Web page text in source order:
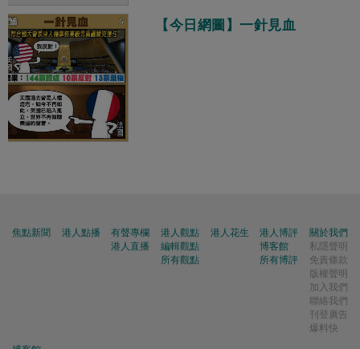
【今日網圖】一針見血
焦點新聞 港人點播
有聲專欄
港人直播
港人觀點
編輯觀點
所有觀點
港人花生
港人博評
博客館
所有博評
關於我們
私隱聲明
免責條款
版權聲明
加入我們
聯絡我們
刊登廣告
爆料快